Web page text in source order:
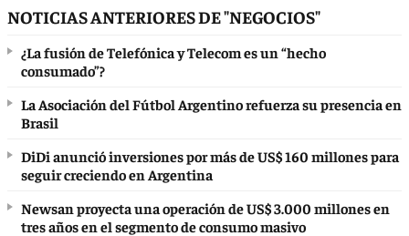
NOTICIAS ANTERIORES DE "NEGOCIOS"
¿La fusión de Telefónica y Telecom es un “hecho
consumado”?
La Asociación del Fútbol Argentino refuerza su presencia en
Brasil
DiDi anunció inversiones por más de US$ 160 millones para
seguir creciendo en Argentina
Newsan proyecta una operación de US$ 3.000 millones en
tres años en el segmento de consumo masivo